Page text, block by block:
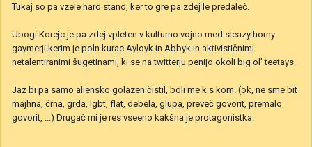
Tukaj so pa vzele hard stand, ker to gre pa zdej le predaleč.
Ubogi Korejc je pa zdej vpleten v kulturno vojno med sleazy horny
gaymerji kerim je poln kurac Ayloyk in Abbyk in aktivističnimi
netalentiranimi šugetinami, ki se na twitterju penijo okoli big ol' teetays.
Jaz bi pa samo aliensko golazen čistil, boli me k s kom. (ok, ne sme bit
majhna, črna, grda, lgbt, flat, debela, glupa, preveč govorit, premalo
govorit, ...) Drugač mi je res vseeno kakšna je protagonistka.